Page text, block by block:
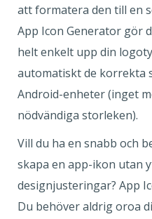
att formatera den till en
App Icon Generator gör
helt enkelt upp din
automatiskt de korrekta
Android-enheter (inget
nödvändiga storleken).
Vill du ha en snabb och
skapa en app-ikon utan
designjusteringar? App
Du behöver aldrig oroa